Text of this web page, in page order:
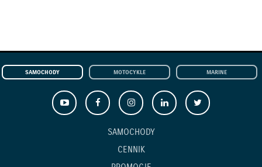
SAMOCHODY MOTOCYKLE MARINE
SAMOCHODY
CENNIK